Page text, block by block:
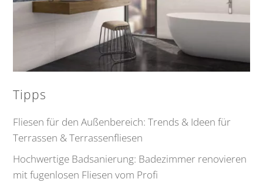
Tipps
Fliesen für den Außenbereich: Trends & Ideen für
Terrassen & Terrassenfliesen
Hochwertige Badsanierung: Badezimmer renovieren
mit fugenlosen Fliesen vom Profi